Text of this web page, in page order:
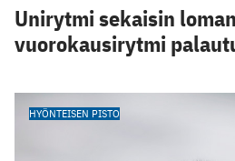
Unirytmi sekaisin
vuorokausirytmi
HYÖNTEISEN PISTO